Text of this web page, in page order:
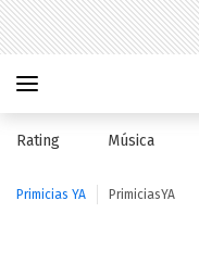
Rating Música
Primicias YA PrimiciasYA